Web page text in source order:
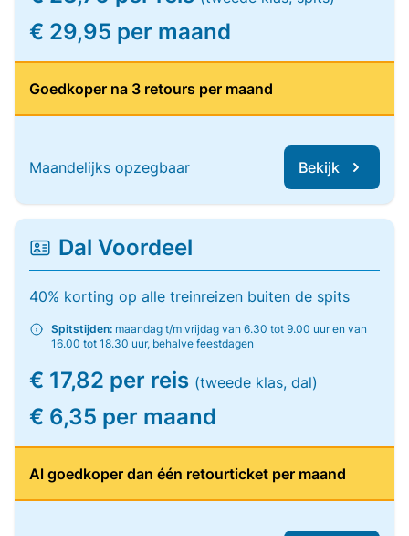
€ 29,95 per maand
Goedkoper na 3 retours per maand
Maandelijks opzegbaar Bekijk
Dal Voordeel
40% korting op alle treinreizen buiten de spits
Spitstijden: maandag t/m vrijdag van 6.30 tot 9.00 uur en van
16.00 tot 18.30 uur, behalve feestdagen
€ 17,82 per reis (tweede klas, dal)
€ 6,35 per maand
Al goedkoper dan één retourticket per maand